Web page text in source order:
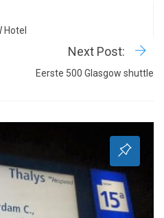
Hotel
Next Post:
Eerste 500 Glasgow shuttle